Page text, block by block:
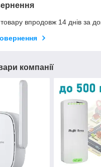
впродовж 14 днів за
компанії